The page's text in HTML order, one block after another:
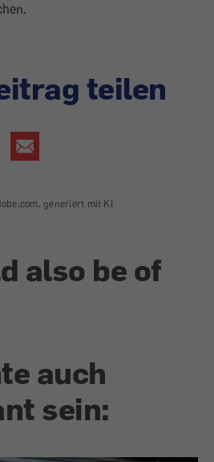
teilen
generiert mit KI
also be of
auch
sein: